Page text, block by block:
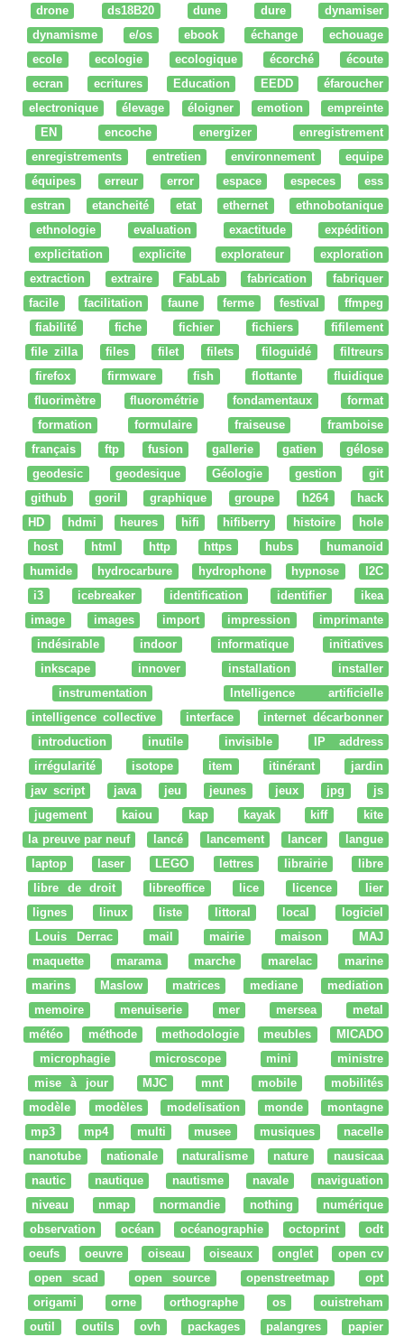
drone ds18B20 dune dure
dynamiser
dynamisme
e/os ebook échange
echouage
ecole
ecologie ecologique écorché
écoute
ecran
ecritures Education EEDD
éfaroucher
electronique
élevage éloigner emotion
empreinte
EN
encoche energizer
enregistrement
enregistrements
entretien environnement
equipe
équipes
erreur error espace especes
ess
estran
etancheité etat ethernet
ethnobotanique
ethnologie
evaluation exactitude
expédition
explicitation
explicite explorateur
exploration
extraction
extraire FabLab fabrication
fabriquer
facile
facilitation faune ferme festival
ffmpeg
fiabilité
fiche fichier fichiers
fifilement
file zilla
files filet filets filoguidé
filtreurs
firefox
firmware fish flottante
fluidique
fluorimètre
fluorométrie fondamentaux
format
formation
formulaire fraiseuse
framboise
français
ftp fusion gallerie gatien
gélose
geodesic
geodesique Géologie gestion
git
github
goril graphique groupe h264
hack
HD
hdmi heures hifi hifiberry histoire
hole
host
html http https hubs
humanoid
humide
hydrocarbure hydrophone hypnose
I2C
i3
icebreaker identification identifier
ikea
image
images import impression
imprimante
indésirable
indoor informatique
initiatives
inkscape
innover installation
installer
instrumentation
Intelligence artificielle
intelligence collective
interface
internet décarbonner
introduction
inutile invisible
IP address
irrégularité
isotope item itinérant
jardin
jav script
java jeu jeunes jeux jpg
js
jugement
kaiou kap kayak kiff
kite
la preuve par neuf
lancé lancement lancer
langue
laptop
laser LEGO lettres librairie
libre
libre de droit
libreoffice lice licence
lier
lignes
linux liste littoral local
logiciel
Louis Derrac
mail mairie maison
MAJ
maquette
marama marche marelac
marine
marins
Maslow matrices mediane
mediation
memoire
menuiserie mer mersea
metal
météo
méthode methodologie meubles
MICADO
microphagie
microscope mini
ministre
mise à jour
MJC mnt mobile
mobilités
modèle
modèles modelisation monde
montagne
mp3
mp4 multi musee musiques
nacelle
nanotube
nationale naturalisme nature
nausicaa
nautic
nautique nautisme navale
naviguation
niveau
nmap normandie nothing
numérique
observation
océan océanographie octoprint
odt
oeufs
oeuvre oiseau oiseaux onglet
open cv
open scad
open source openstreetmap
opt
origami
orne orthographe os
ouistreham
outil
outils ovh packages palangres
papier